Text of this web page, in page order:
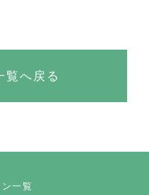
覧へ戻る
一覧